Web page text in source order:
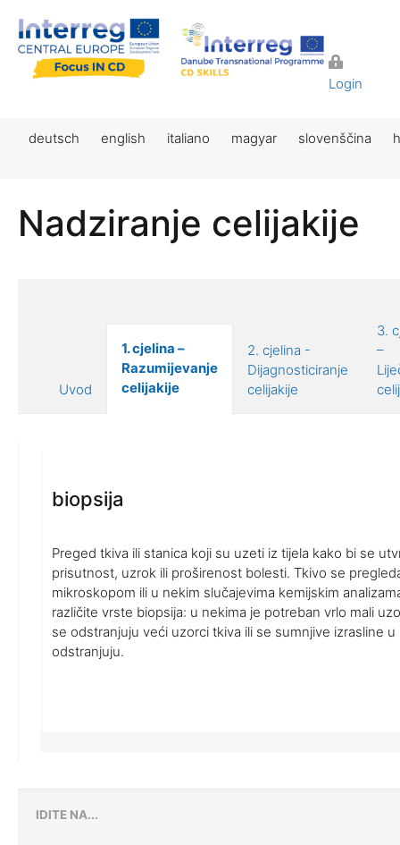
Login
deutsch english italiano magyar slovenščina
Nadziranje celijakije
Uvod
1. cjelina –
Razumijevanje
celijakije
2. cjelina -
Dijagnosticiranje
celijakije
3.
–
biopsija
Preged tkiva ili stanica koji su uzeti iz tijela kako bi se
prisutnost, uzrok ili proširenost bolesti. Tkivo se
mikroskopom ili u nekim slučajevima kemijskim
različite vrste biopsija: u nekima je potreban vrlo mali
se odstranjuju veći uzorci tkiva ili se sumnjive izrasline
odstranjuju.
IDITE NA...